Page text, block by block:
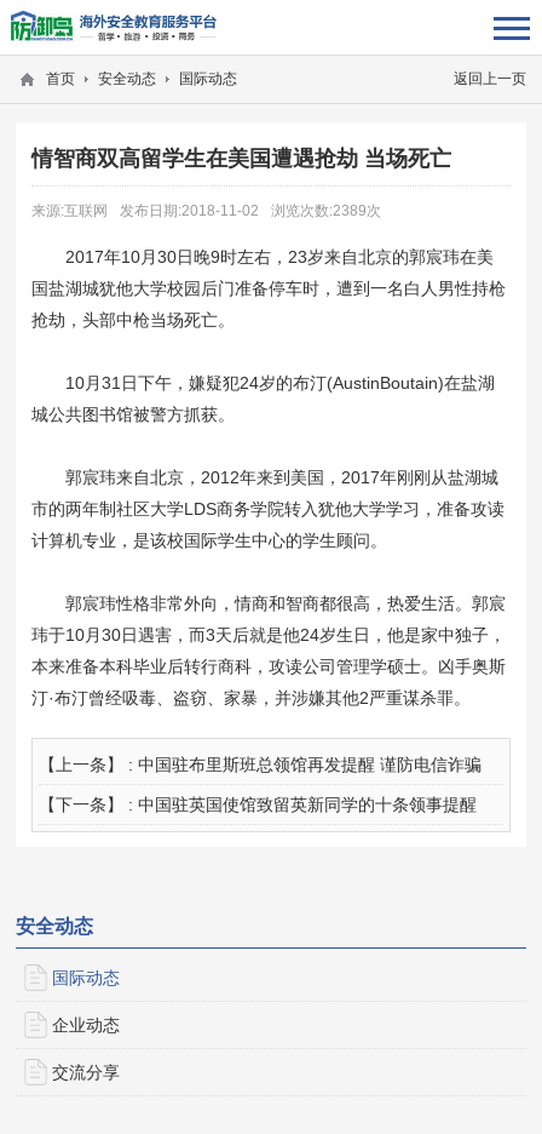
返回上一页
首页 安全动态 国际动态
情智商双高留学生在美国遭遇抢劫 当场死亡
来源:互联网 发布日期:2018-11-02 浏览次数:2389次
2017年10月30日晚9时左右，23岁来自北京的郭宸玮在美
国盐湖城犹他大学校园后门准备停车时，遭到一名白人男性持枪
抢劫，头部中枪当场死亡。
10月31日下午，嫌疑犯24岁的布汀(AustinBoutain)在盐湖
城公共图书馆被警方抓获。
郭宸玮来自北京，2012年来到美国，2017年刚刚从盐湖城
市的两年制社区大学LDS商务学院转入犹他大学学习，准备攻读
计算机专业，是该校国际学生中心的学生顾问。
郭宸玮性格非常外向，情商和智商都很高，热爱生活。郭宸
玮于10月30日遇害，而3天后就是他24岁生日，他是家中独子，
本来准备本科毕业后转行商科，攻读公司管理学硕士。凶手奥斯
汀·布汀曾经吸毒、盗窃、家暴，并涉嫌其他2严重谋杀罪。
【上一条】 :中国驻布里斯班总领馆再发提醒 谨防电信诈骗
【下一条】 :中国驻英国使馆致留英新同学的十条领事提醒
安全动态
国际动态
企业动态
交流分享